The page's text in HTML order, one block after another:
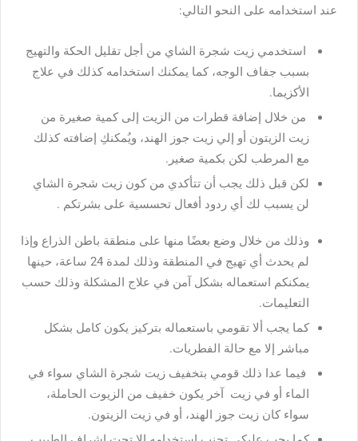
عند استخدامه على النحو التالي:
استخدمي زيت شجرة الشاي من أجل تقليل الحكة والتهيج
بسبب جفاف الوجه، كما يمكنك استخدامه كذلك في علاج
الأكزيما.
من خلال إضافة قطرات من الزيت إلى كمية صغيرة من
زيت الزيتون أو إلي زيت جوز الهند، ويُمكنكِ إضافته كذلك
مع المرطب لكن بكمية صغير.
لكن قبل ذلك يجب أن تتأكدي من كون زيت شجرة الشاي
لن يسبب لك أي ردود أفعال تحسسية على بشرتكم .
وذلك من خلال وضع بعضًا منها على منطقة باطن الذراع وإذا
لم يحدث أي تهيج في المنطقة وذلك لمدة 24 ساعة، حينها
يمكنكم استعماله بشكل آمن في علاج المشكلة وذلك حسب
التعليمات.
كما يجب ألا تقومي باستعماله بتركيز يكون كامل بشكل
مباشر إلا مع حالة الفطريات.
فيما عدا ذلك قومي بتخفيف زيت شجرة الشاي سواء في
الماء أو في زيت آخر يكون خفيف من الزيوت الحاملة،
سواء كان زيت جوز الهند، أو في زيت الزيتون.